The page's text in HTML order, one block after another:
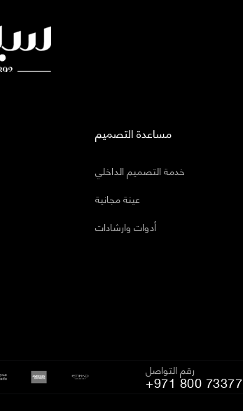
مساعدة التصميم
خدمة التصميم الداخلي
عينة مجانية
أدوات وارشادات
رقم التواصل
+971 800 73377